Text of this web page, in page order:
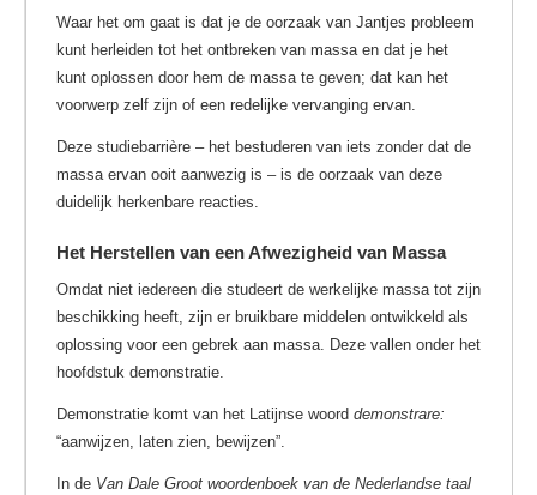
Waar het om gaat is dat je de oorzaak van Jantjes probleem
kunt herleiden tot het ontbreken van massa en dat je het
kunt oplossen door hem de massa te geven; dat kan het
voorwerp zelf zijn of een redelijke vervanging ervan.
Deze studiebarrière – het bestuderen van iets zonder dat de
massa ervan ooit aanwezig is – is de oorzaak van deze
duidelijk herkenbare reacties.
Het Herstellen van een Afwezigheid van Massa
Omdat niet iedereen die studeert de werkelijke massa tot zijn
beschikking heeft, zijn er bruikbare middelen ontwikkeld als
oplossing voor een gebrek aan massa. Deze vallen onder het
hoofdstuk demonstratie.
Demonstratie komt van het Latijnse woord demonstrare:
“aanwijzen, laten zien, bewijzen”.
In de Van Dale Groot woordenboek van de Nederlandse taal